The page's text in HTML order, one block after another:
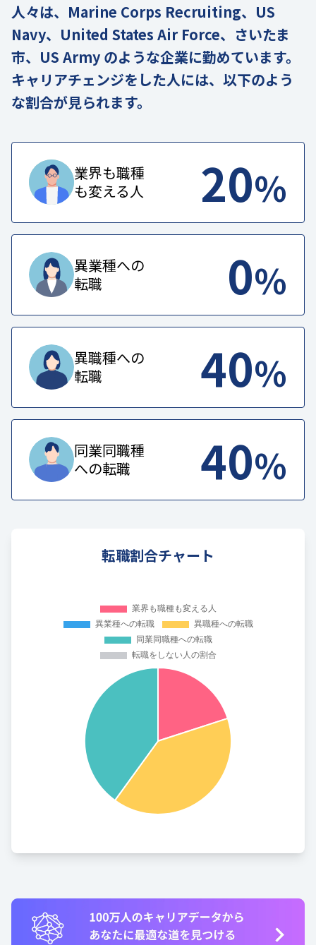
人々は、Marine Corps Recruiting、US
Navy、United States Air Force、さいたま
市、US Army のような企業に勤めています。
キャリアチェンジをした人には、以下のよう
な割合が見られます。
業界も職種
も変える人
20%
異業種への
転職
0%
異職種への
転職
40%
同業同職種
への転職
40%
転職割合チャート